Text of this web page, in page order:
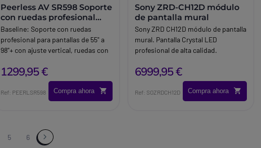
Peerless AV SR598 Soporte
con ruedas profesional
para pantalla
Baseline:Soporte con ruedas
profesional para pantallas de 55" a
98"+ con ajuste vertical, ruedas con
para entornos empresariales y
Brand:Peerless-AV
1299,95 €
Ref: PEERLSR598 Compra ahora
Sony ZRD-CH12D módulo
de pantalla mural
Sony ZRD CH12D módulo de pantalla
mural. Pantalla Crystal LED
profesional de alta calidad.
6999,95 €
Ref: SOZRDCH12D Compra ahora
5 6